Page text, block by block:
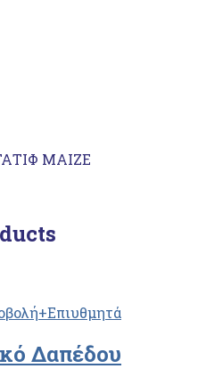
ΜΑΙΖΕ
+Επιυθμητά
Δαπέδου